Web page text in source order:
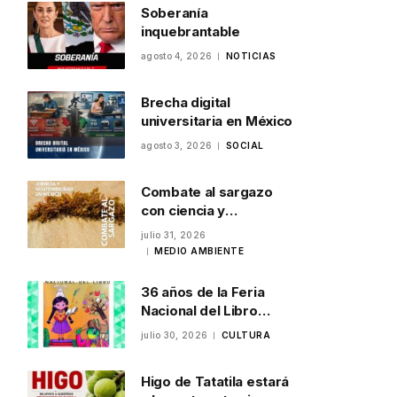
Soberanía
inquebrantable
agosto 4, 2026 NOTICIAS
Brecha digital
universitaria en México
agosto 3, 2026 SOCIAL
Combate al sargazo
con ciencia y
sostenibilidad en
México
julio 31, 2026
MEDIO AMBIENTE
36 años de la Feria
Nacional del Libro
Infantil y Juvenil en
julio 30, 2026 CULTURA
Higo de Tatatila estará